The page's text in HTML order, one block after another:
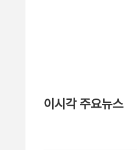
이시각 주요뉴스